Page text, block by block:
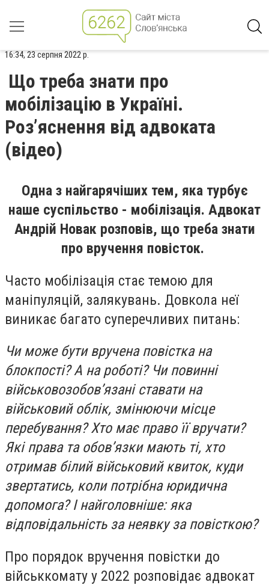
16:34, 23 серпня 2022 р.
Що треба знати про
мобілізацію в Україні.
Роз’яснення від адвоката
(відео)
Одна з найгарячіших тем, яка турбує
наше суспільство - мобілізація. Адвокат
Андрій Новак розповів, що треба знати
про вручення повісток.
Часто мобілізація стає темою для
маніпуляцій, залякувань. Довкола неї
виникає багато суперечливих питань:
Чи може бути вручена повістка на
блокпості? А на роботі? Чи повинні
військовозобов’язані ставати на
військовий облік, змінюючи місце
перебування? Хто має право її вручати?
Які права та обов’язки мають ті, хто
отримав білий військовий квиток, куди
звертатись, коли потрібна юридична
допомога? І найголовніше: яка
відповідальність за неявку за повісткою?
Про порядок вручення повістки до
військкомату у 2022 розповідає адвокат